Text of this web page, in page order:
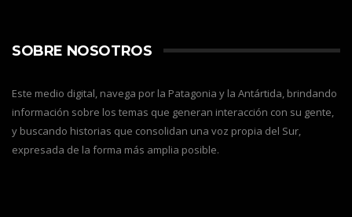
SOBRE NOSOTROS
Este medio digital, navega por la Patagonia y la Antártida, brindando
información sobre los temas que generan interacción con su gente,
y buscando historias que consolidan una voz propia del Sur,
expresada de la forma más amplia posible.